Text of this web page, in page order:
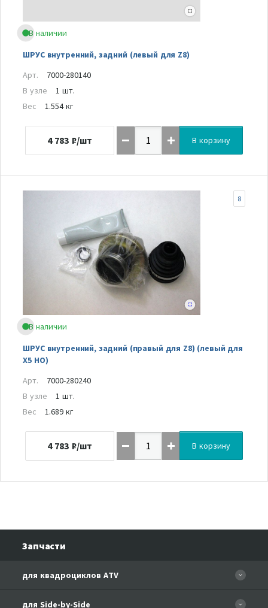
В наличии
ШРУС внутренний, задний (левый для Z8)
Арт.
7000-280140
В узле
1 шт.
Вес
1.554 кг
4 783 ₽/шт В корзину
В наличии
ШРУС внутренний, задний (правый для Z8) (левый для
X5 HO)
8
Арт.
7000-280240
В узле
1 шт.
Вес
1.689 кг
4 783 ₽/шт В корзину
Запчасти
для квадроциклов ATV
CFORCE 110 EFI
для Side-by-Side